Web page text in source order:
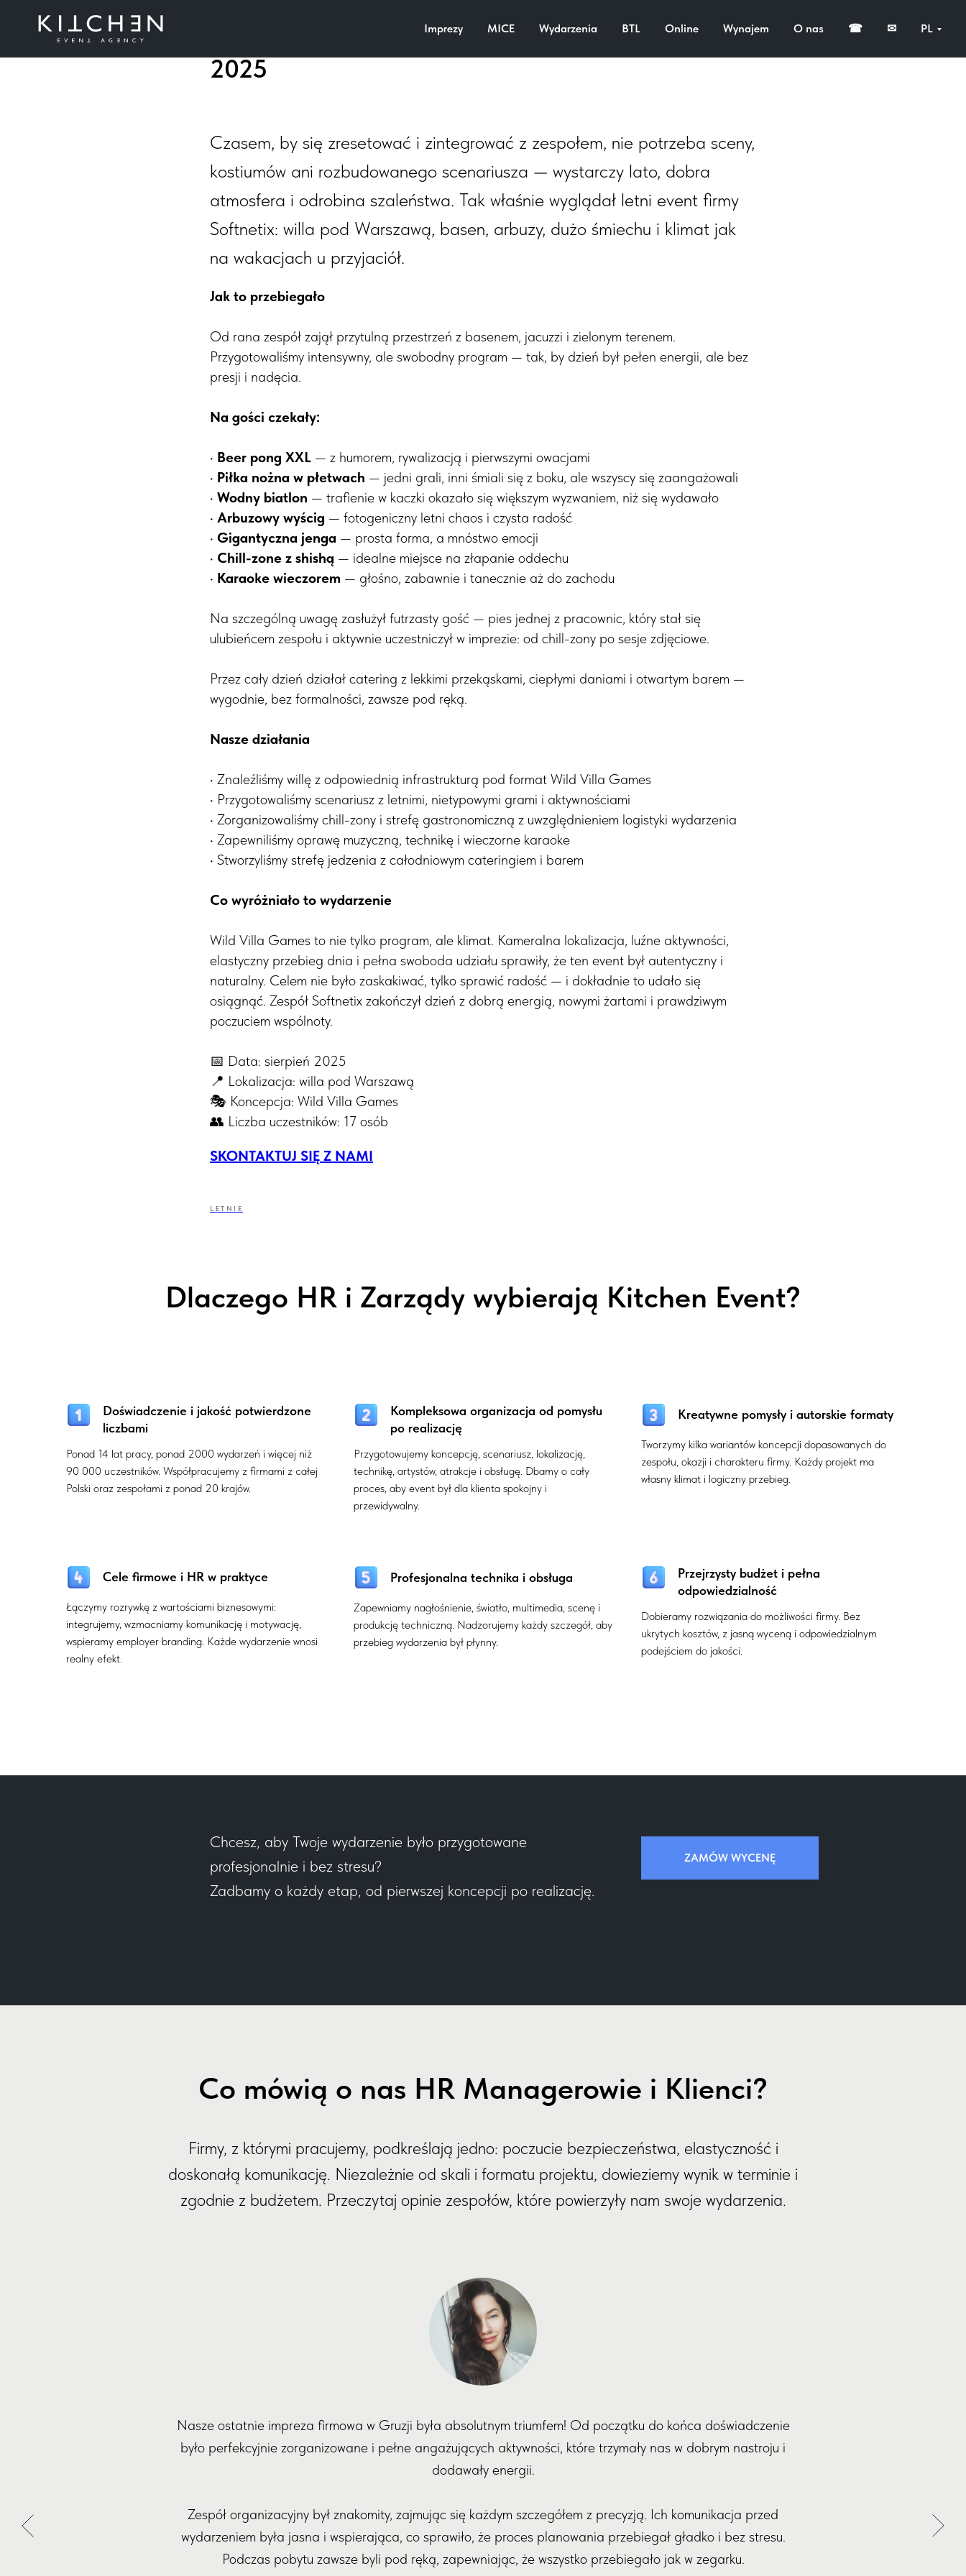
Imprezy MICE Wydarzenia BTL Online Wynajem O nas ☎ ✉ PL
Letnia impreza firmowa Softnetix, Warszawa,
2025
Czasem, by się zresetować i zintegrować z zespołem, nie potrzeba sceny,
kostiumów ani rozbudowanego scenariusza — wystarczy lato, dobra
atmosfera i odrobina szaleństwa. Tak właśnie wyglądał letni event firmy
Softnetix: willa pod Warszawą, basen, arbuzy, dużo śmiechu i klimat jak
na wakacjach u przyjaciół.
Jak to przebiegało
Od rana zespół zajął przytulną przestrzeń z basenem, jacuzzi i zielonym terenem.
Przygotowaliśmy intensywny, ale swobodny program — tak, by dzień był pełen energii, ale bez
presji i nadęcia.
Na gości czekały:
• Beer pong XXL — z humorem, rywalizacją i pierwszymi owacjami
• Piłka nożna w płetwach — jedni grali, inni śmiali się z boku, ale wszyscy się zaangażowali
• Wodny biatlon — trafienie w kaczki okazało się większym wyzwaniem, niż się wydawało
• Arbuzowy wyścig — fotogeniczny letni chaos i czysta radość
• Gigantyczna jenga — prosta forma, a mnóstwo emocji
• Chill-zone z shishą — idealne miejsce na złapanie oddechu
• Karaoke wieczorem — głośno, zabawnie i tanecznie aż do zachodu
Na szczególną uwagę zasłużył futrzasty gość — pies jednej z pracownic, który stał się
ulubieńcem zespołu i aktywnie uczestniczył w imprezie: od chill-zony po sesje zdjęciowe.
Przez cały dzień działał catering z lekkimi przekąskami, ciepłymi daniami i otwartym barem —
wygodnie, bez formalności, zawsze pod ręką.
Nasze działania
• Znaleźliśmy willę z odpowiednią infrastrukturą pod format Wild Villa Games
• Przygotowaliśmy scenariusz z letnimi, nietypowymi grami i aktywnościami
• Zorganizowaliśmy chill-zony i strefę gastronomiczną z uwzględnieniem logistyki wydarzenia
• Zapewniliśmy oprawę muzyczną, technikę i wieczorne karaoke
• Stworzyliśmy strefę jedzenia z całodniowym cateringiem i barem
Co wyróżniało to wydarzenie
Wild Villa Games to nie tylko program, ale klimat. Kameralna lokalizacja, luźne aktywności,
elastyczny przebieg dnia i pełna swoboda udziału sprawiły, że ten event był autentyczny i
naturalny. Celem nie było zaskakiwać, tylko sprawić radość — i dokładnie to udało się
osiągnąć. Zespół Softnetix zakończył dzień z dobrą energią, nowymi żartami i prawdziwym
poczuciem wspólnoty.
📅 Data: sierpień 2025
📍 Lokalizacja: willa pod Warszawą
🎭 Koncepcja: Wild Villa Games
👥 Liczba uczestników: 17 osób
SKONTAKTUJ SIĘ Z NAMI
LETNIE
Dlaczego HR i Zarządy wybierają Kitchen Event?
Doświadczenie i jakość potwierdzone
liczbami
Ponad 14 lat pracy, ponad 2000 wydarzeń i więcej niż
90 000 uczestników. Współpracujemy z firmami z całej
Polski oraz zespołami z ponad 20 krajów.
Kompleksowa organizacja od pomysłu
po realizację
Przygotowujemy koncepcję, scenariusz, lokalizację,
technikę, artystów, atrakcje i obsługę. Dbamy o cały
proces, aby event był dla klienta spokojny i
przewidywalny.
Kreatywne pomysły i autorskie formaty
Tworzymy kilka wariantów koncepcji dopasowanych do
zespołu, okazji i charakteru firmy. Każdy projekt ma
własny klimat i logiczny przebieg.
Cele firmowe i HR w praktyce
Łączymy rozrywkę z wartościami biznesowymi:
integrujemy, wzmacniamy komunikację i motywację,
wspieramy employer branding. Każde wydarzenie wnosi
realny efekt.
Profesjonalna technika i obsługa
Zapewniamy nagłośnienie, światło, multimedia, scenę i
produkcję techniczną. Nadzorujemy każdy szczegół, aby
przebieg wydarzenia był płynny.
Przejrzysty budżet i pełna
odpowiedzialność
Dobieramy rozwiązania do możliwości firmy. Bez
ukrytych kosztów, z jasną wyceną i odpowiedzialnym
podejściem do jakości.
Chcesz, aby Twoje wydarzenie było przygotowane
profesjonalnie i bez stresu?
Zadbamy o każdy etap, od pierwszej koncepcji po realizację.
ZAMÓW WYCENĘ
Co mówią o nas HR Managerowie i Klienci?
Firmy, z którymi pracujemy, podkreślają jedno: poczucie bezpieczeństwa, elastyczność i
doskonałą komunikację. Niezależnie od skali i formatu projektu, dowieziemy wynik w terminie i
zgodnie z budżetem. Przeczytaj opinie zespołów, które powierzyły nam swoje wydarzenia.
Nasze ostatnie impreza firmowa w Gruzji była absolutnym triumfem! Od początku do końca doświadczenie
było perfekcyjnie zorganizowane i pełne angażujących aktywności, które trzymały nas w dobrym nastroju i
dodawały energii.
Zespół organizacyjny był znakomity, zajmując się każdym szczegółem z precyzją. Ich komunikacja przed
wydarzeniem była jasna i wspierająca, co sprawiło, że proces planowania przebiegał gładko i bez stresu.
Podczas pobytu zawsze byli pod ręką, zapewniając, że wszystko przebiegało jak w zegarku.